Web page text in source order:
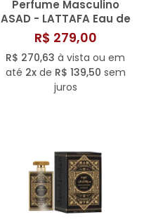
Perfume Masculino
ASAD - LATTAFA Eau de
Parfum 100ML
R$ 279,00
R$ 270,63 à vista ou em
até 2xde R$ 139,50 sem
juros